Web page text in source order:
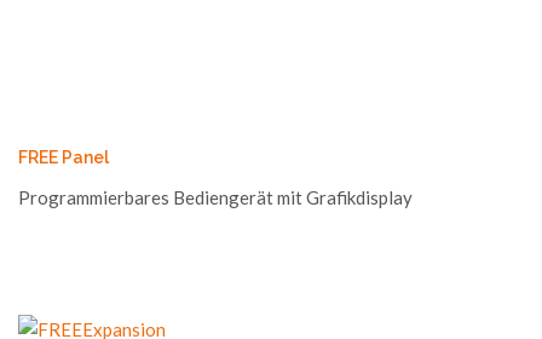
FREE Panel
Programmierbares Bediengerät mit Grafikdisplay